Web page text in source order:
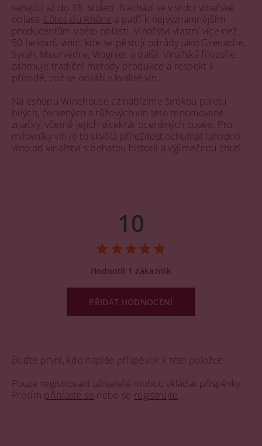
sahající až do 18. století. Nachází se v srdci vinařské
oblasti Côtes du Rhône a patří k nejvýznamnějším
producentům v této oblasti. Vinařství vlastní více než
50 hektarů vinic, kde se pěstují odrůdy jako Grenache,
Syrah, Mourvèdre, Viognier a další. Vinařská filozofie
zahrnuje tradiční metody produkce a respekt k
přírodě, což se odráží v kvalitě vín.
Na eshopu Winehouse.cz nabízíme širokou paletu
bílých, červených a růžových vín této renomované
značky, včetně jejich vícekrát oceněných cuvée. Pro
milovníky vín je to skvělá příležitost ochutnat lahodné
víno od vinařství s bohatou historií a výjimečnou chutí.
Buďte první, kdo napíše příspěvek k této položce.
Pouze registrovaní uživatelé mohou vkládat příspěvky.
Prosím přihlaste se nebo se registrujte
10
Hodnotil 1 zákazník
PŘIDAT HODNOCENÍ